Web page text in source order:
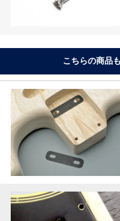
こちらの商品